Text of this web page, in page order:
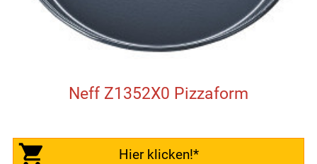
Neff Z1352X0 Pizzaform
Hier klicken!*